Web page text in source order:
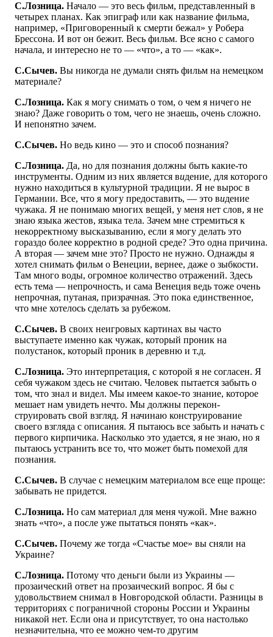
С.Лозница. Начало — это весь фильм, представленный в
четырех планах. Как эпиграф или как название фильма,
например, «Приговоренный к смерти бежал» у Робера
Брессона. И вот он бежит. Весь фильм. Все ясно с самого
начала, и интересно не то — «что», а то — «как».
С.Сычев. Вы никогда не думали снять фильм на немецком
материале?
С.Лозница. Как я могу снимать о том, о чем я ничего не
знаю? Даже говорить о том, чего не знаешь, очень сложно.
И непонятно зачем.
С.Сычев. Но ведь кино — это и способ познания?
С.Лозница. Да, но для познания должны быть какие-то
инструменты. Одним из них является видение, для которого
нужно находиться в культурной традиции. Я не вырос в
Германии. Все, что я могу предоставить, — это видение
чужака. Я не понимаю многих вещей, у меня нет слов, я не
знаю языка жестов, языка тела. Зачем мне стремиться к
некорректному высказыванию, если я могу делать это
гораздо более корректно в родной среде? Это одна причина.
А вторая — зачем мне это? Просто не нужно. Однажды я
хотел снимать фильм о Венеции, вернее, даже о зыбкости.
Там много воды, огромное количество отражений. Здесь
есть тема — непрочность, и сама Венеция ведь тоже очень
непрочная, путаная, призрачная. Это пока единственное,
что мне хотелось сделать за рубежом.
С.Сычев. В своих неигровых картинах вы часто
выступаете именно как чужак, который проник на
полустанок, который проник в деревню и т.д.
С.Лозница. Это интерпретация, с которой я не согласен. Я
себя чужаком здесь не считаю. Человек пытается забыть о
том, что знал и видел. Мы имеем какое-то знание, которое
мешает нам увидеть нечто. Мы должны перекон-
струировать свой взгляд. Я начинаю конструирование
своего взгляда с описания. Я пытаюсь все забыть и начать с
первого кирпичика. Насколько это удается, я не знаю, но я
пытаюсь устранить все то, что может быть помехой для
познания.
С.Сычев. В случае с немецким материалом все еще проще:
забывать не придется.
С.Лозница. Но сам материал для меня чужой. Мне важно
знать «что», а после уже пытаться понять «как».
С.Сычев. Почему же тогда «Счастье мое» вы сняли на
Украине?
С.Лозница. Потому что деньги были из Украины —
прозаический ответ на прозаический вопрос. Я бы с
удовольствием снимал в Новгородской области. Разницы в
территориях с пограничной стороны России и Украины
никакой нет. Если она и присутствует, то она настолько
незначительна, что ее можно чем-то другим